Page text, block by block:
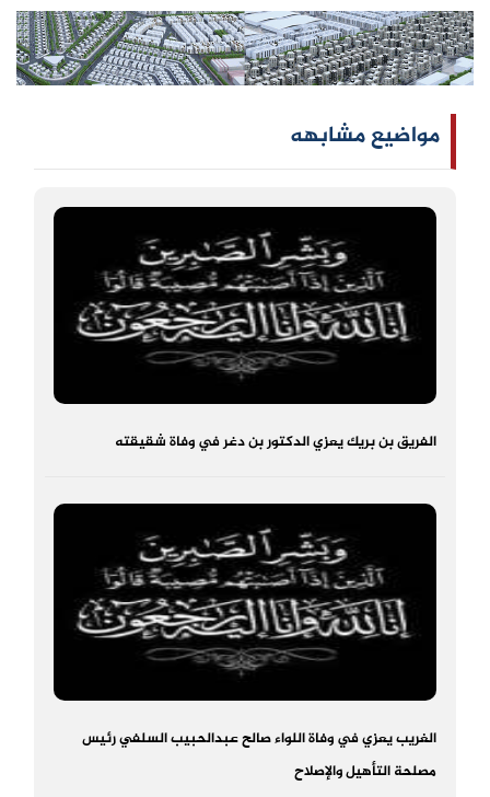
مواضيع مشابهه
الفريق بن بريك يعزي الدكتور بن دغر في وفاة شقيقته
الغريب يعزي في وفاة اللواء صالح عبدالحبيب السلفي رئيس
مصلحة التأهيل والإصلاح